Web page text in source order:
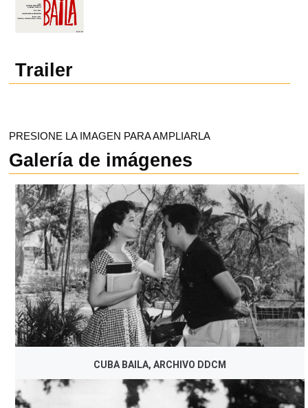
Trailer
PRESIONE LA IMAGEN PARA AMPLIARLA
Galería de imágenes
CUBA BAILA, ARCHIVO DDCM